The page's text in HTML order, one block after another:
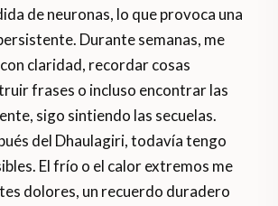
de neuronas, lo que provoca una
Durante semanas, me
claridad, recordar cosas
frases o incluso encontrar las
sigo sintiendo las secuelas.
del Dhaulagiri, todavía tengo
El frío o el calor extremos me
dolores, un recuerdo duradero